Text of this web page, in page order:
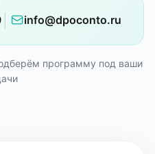
│ info@dpoconto.ru
программу под ваши